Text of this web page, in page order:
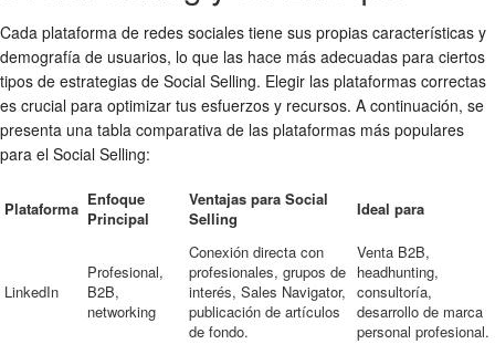
Cada plataforma de redes sociales tiene sus propias características y
demografía de usuarios, lo que las hace más adecuadas para ciertos
tipos de estrategias de Social Selling. Elegir las plataformas correctas
es crucial para optimizar tus esfuerzos y recursos. A continuación, se
presenta una tabla comparativa de las plataformas más populares
para el Social Selling:
Plataforma Enfoque
Principal
Ventajas para Social
Selling
Ideal para
LinkedIn
Profesional,
B2B,
networking
Conexión directa con
profesionales, grupos de
interés, Sales Navigator,
publicación de artículos
de fondo.
Venta B2B,
headhunting,
consultoría,
desarrollo de marca
personal profesional.